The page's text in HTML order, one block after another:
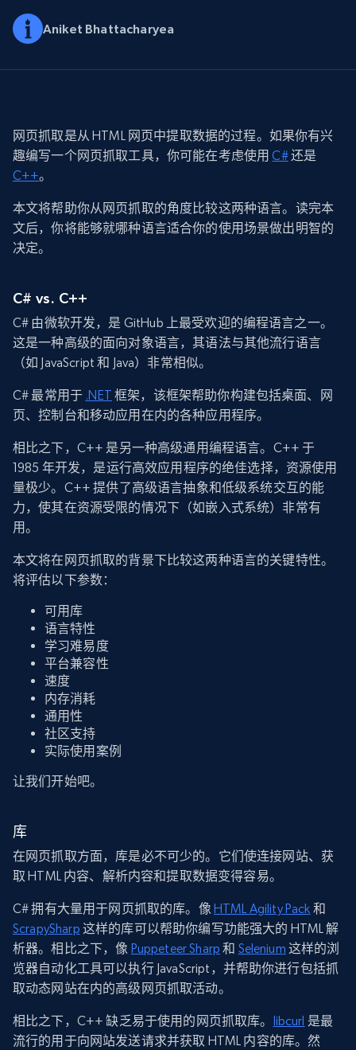
Aniket Bhattacharyea
网页抓取是从 HTML 网页中提取数据的过程。如果你有兴
趣编写一个网页抓取工具，你可能在考虑使用C#还是
C++。
本文将帮助你从网页抓取的角度比较这两种语言。读完本
文后，你将能够就哪种语言适合你的使用场景做出明智的
决定。
C# vs. C++
C# 由微软开发，是 GitHub 上最受欢迎的编程语言之一。
这是一种高级的面向对象语言，其语法与其他流行语言
（如 JavaScript 和 Java）非常相似。
C# 最常用于 .NET 框架，该框架帮助你构建包括桌面、网
页、控制台和移动应用在内的各种应用程序。
相比之下，C++ 是另一种高级通用编程语言。C++ 于
1985 年开发，是运行高效应用程序的绝佳选择，资源使用
量极少。C++ 提供了高级语言抽象和低级系统交互的能
力，使其在资源受限的情况下（如嵌入式系统）非常有
用。
本文将在网页抓取的背景下比较这两种语言的关键特性。
将评估以下参数：
可用库
语言特性
学习难易度
平台兼容性
速度
内存消耗
通用性
社区支持
实际使用案例
让我们开始吧。
库
在网页抓取方面，库是必不可少的。它们使连接网站、获
取 HTML 内容、解析内容和提取数据变得容易。
C# 拥有大量用于网页抓取的库。像 HTML Agility Pack 和
ScrapySharp 这样的库可以帮助你编写功能强大的 HTML 解
析器。相比之下，像 Puppeteer Sharp 和 Selenium 这样的浏
览器自动化工具可以执行 JavaScript，并帮助你进行包括抓
取动态网站在内的高级网页抓取活动。
相比之下，C++ 缺乏易于使用的网页抓取库。 libcurl 是最
流行的用于向网站发送请求并获取 HTML 内容的库。然